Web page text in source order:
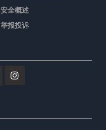
安全概述
举报投诉